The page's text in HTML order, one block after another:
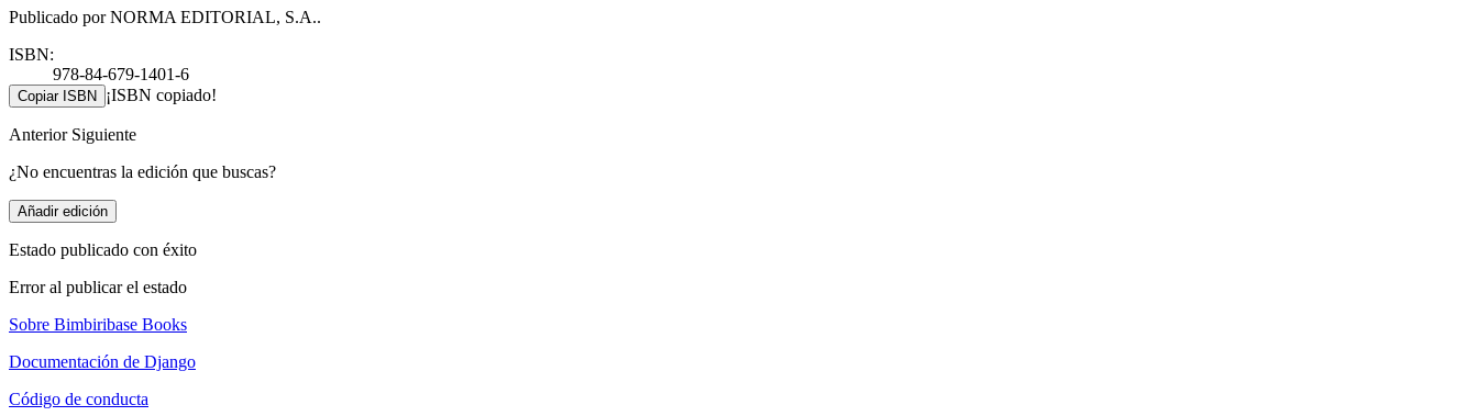
Publicado por NORMA EDITORIAL, S.A..
ISBN:
978-84-679-1401-6
Copiar ISBN ¡ISBN copiado!
Anterior Siguiente
¿No encuentras la edición que buscas?
Añadir edición
Estado publicado con éxito
Error al publicar el estado
Sobre Bimbiribase Books
Documentación de Django
Código de conducta